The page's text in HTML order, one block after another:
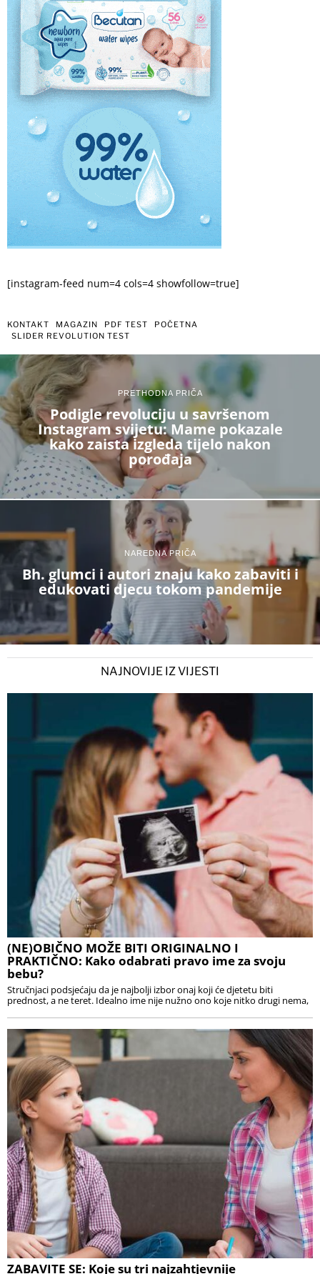
[instagram-feed num=4 cols=4 showfollow=true]
KONTAKT MAGAZIN PDF TEST
POČETNA
SLIDER REVOLUTION TEST
PRETHODNA PRIČA
Podigle revoluciju u savršenom
Instagram svijetu: Mame pokazale
kako zaista izgleda tijelo nakon
porođaja
NAREDNA PRIČA
Bh. glumci i autori znaju kako zabaviti i
edukovati djecu tokom pandemije
NAJNOVIJE IZ VIJESTI
(NE)OBIČNO MOŽE BITI ORIGINALNO I
PRAKTIČNO: Kako odabrati pravo ime za svoju
bebu?
Stručnjaci podsjećaju da je najbolji izbor onaj koji će djetetu biti
prednost, a ne teret. Idealno ime nije nužno ono koje nitko drugi nema,
ZABAVITE SE: Koje su tri najzahtjevnije